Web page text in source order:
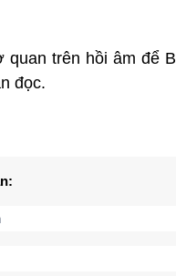
quan trên hồi âm để
đọc.